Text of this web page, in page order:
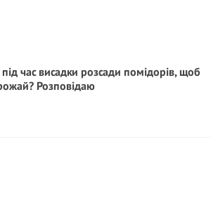
час висадки розсади помідорів, щоб
Розповідаю